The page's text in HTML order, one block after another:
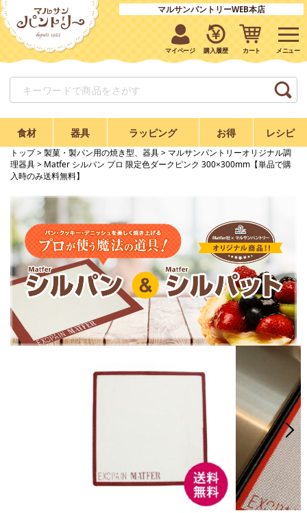
マルサンパントリーWEB本店
マイページ 購入履歴 カート
食材 器具 ラッピング お得 レシピ
トップ> 製菓・製パン用の焼き型、器具> マルサンパントリーオリジナル調
理器具> Matfer シルパン プロ 限定色ダークピンク 300×300mm【単品で購
入時のみ送料無料】